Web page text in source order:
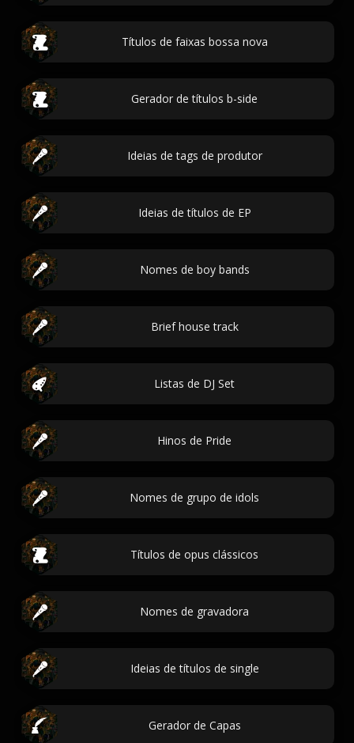
Títulos de faixas bossa nova
Gerador de títulos b-side
Ideias de tags de produtor
Ideias de títulos de EP
Nomes de boy bands
Brief house track
Listas de DJ Set
Hinos de Pride
Nomes de grupo de idols
Títulos de opus clássicos
Nomes de gravadora
Ideias de títulos de single
Gerador de Capas